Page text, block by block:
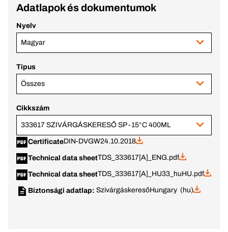
Adatlapok és dokumentumok
Nyelv
Magyar
Típus
Összes
Cikkszám
333617 SZIVÁRGÁSKERESŐ SP -15°C 400ML
CertificateDIN-DVGW24.10.2018
Technical data sheetTDS_333617[A]_ENG.pdf
Technical data sheetTDS_333617[A]_HU33_huHU.pdf
Biztonsági adatlap: SzivárgáskeresőHungary (hu)